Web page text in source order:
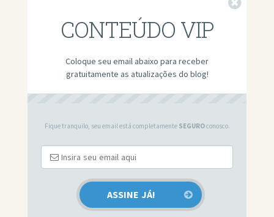
CONTEÚDO VIP
Coloque seu email abaixo para receber
gratuitamente as atualizações do blog!
Fique tranquilo, seu email está completamente SEGUROconosco.